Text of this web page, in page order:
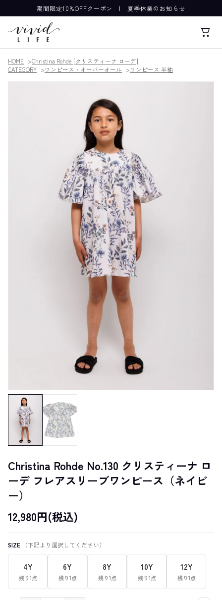
期間限定10%OFFクーポン |夏季休業のお知らせ
HOME
Christina Rohde [クリスティーナ ローデ]
CATEGORY
ワンピース・オーバーオール ワンピース 半袖
Christina Rohde No.130 クリスティーナ ロ
ーデ フレアスリーブワンピース（ネイビ
ー）
12,980円(税込)
SIZE （下記より選択してください）
4Y
残り1点
6Y
残り1点
8Y
残り1点
10Y
残り1点
12Y
残り1点